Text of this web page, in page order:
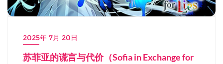
2025年 7月 20日
苏菲亚的谎言与代价（Sofia in Exchange for